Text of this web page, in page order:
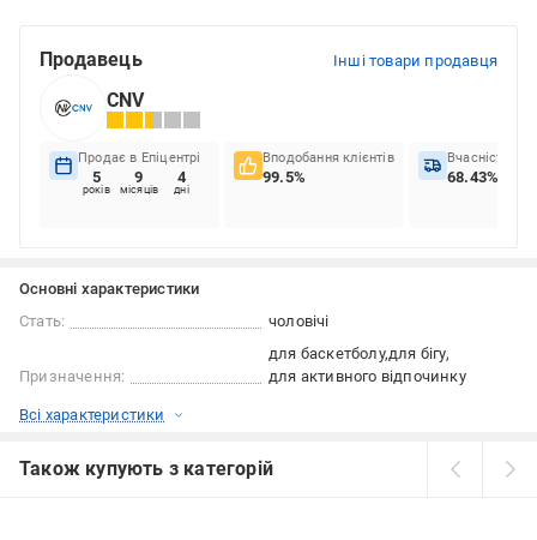
Продавець Інші товари продавця
CNV
Продає в Епіцентрі
5
років
9
місяців
4
дні
Вподобання клієнтів
99.5%
Вчасність
68.43%
Основні характеристики
Стать:
чоловічі
Призначення:
для баскетболу для бігу
для активного відпочинку
Всі характеристики
Також купують з категорій